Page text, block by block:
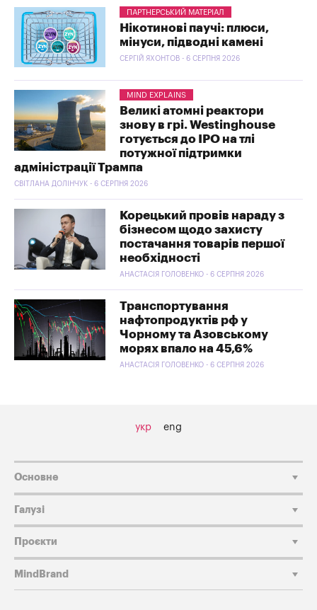
ПАРТНЕРСЬКИЙ МАТЕРІАЛ
Нікотинові паучі: плюси,
мінуси, підводні камені
СЕРГІЙ ЯХОНТОВ - 6 СЕРПНЯ 2026
MIND EXPLAINS
Великі атомні реактори
знову в грі. Westinghouse
готується до IPO на тлі
потужної підтримки
адміністрації Трампа
СВІТЛАНА ДОЛІНЧУК - 6 СЕРПНЯ 2026
Корецький провів нараду з
бізнесом щодо захисту
постачання товарів першої
необхідності
АНАСТАСІЯ ГОЛОВЕНКО - 6 СЕРПНЯ 2026
Транспортування
нафтопродуктів рф у
Чорному та Азовському
морях впало на 45,6%
АНАСТАСІЯ ГОЛОВЕНКО - 6 СЕРПНЯ 2026
укр eng
Основне
Галузі
Проєкти
MindBrand